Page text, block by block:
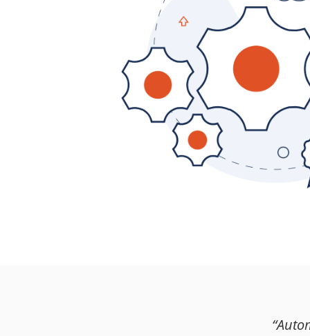
Programy lojalnościowe krok po kroku
Zobacz przewodnik wprowadzający w temat programów
Umów prezentację